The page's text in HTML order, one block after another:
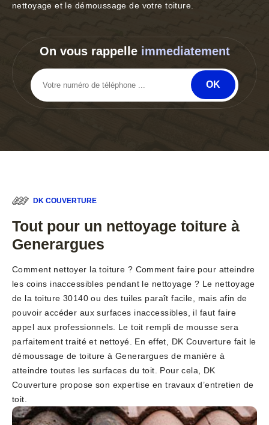
nettoyage et le démoussage de votre toiture.
On vous rappelle immediatement
DK COUVERTURE
Tout pour un nettoyage toiture à
Generargues
Comment nettoyer la toiture ? Comment faire pour atteindre
les coins inaccessibles pendant le nettoyage ? Le nettoyage
de la toiture 30140 ou des tuiles paraît facile, mais afin de
pouvoir accéder aux surfaces inaccessibles, il faut faire
appel aux professionnels. Le toit rempli de mousse sera
parfaitement traité et nettoyé. En effet, DK Couverture fait le
démoussage de toiture à Generargues de manière à
atteindre toutes les surfaces du toit. Pour cela, DK
Couverture propose son expertise en travaux d’entretien de
toit.